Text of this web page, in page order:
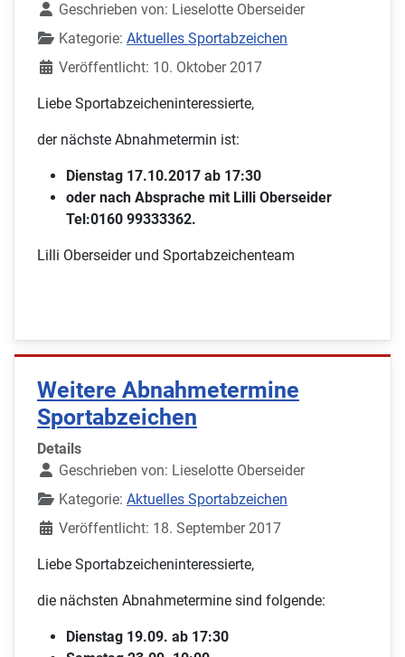
Geschrieben von: Lieselotte Oberseider
Kategorie: Aktuelles Sportabzeichen
Veröffentlicht: 10. Oktober 2017
Liebe Sportabzeicheninteressierte,
der nächste Abnahmetermin ist:
Dienstag 17.10.2017 ab 17:30
oder nach Absprache mit Lilli Oberseider
Tel:0160 99333362.
Lilli Oberseider und Sportabzeichenteam
Weitere Abnahmetermine
Sportabzeichen
Details
Geschrieben von: Lieselotte Oberseider
Kategorie: Aktuelles Sportabzeichen
Veröffentlicht: 18. September 2017
Liebe Sportabzeicheninteressierte,
die nächsten Abnahmetermine sind folgende:
Dienstag 19.09. ab 17:30